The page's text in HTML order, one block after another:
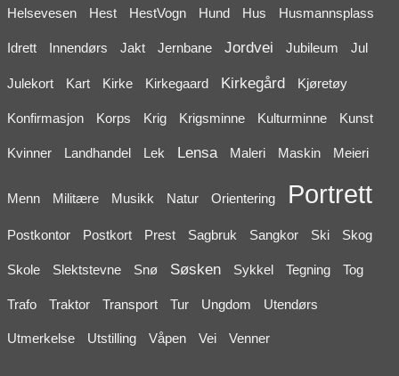
Helsevesen Hest HestVogn Hund Hus Husmannsplass
Idrett Innendørs Jakt Jernbane Jordvei Jubileum Jul
Julekort Kart Kirke Kirkegaard Kirkegård Kjøretøy
Konfirmasjon Korps Krig Krigsminne Kulturminne Kunst
Kvinner Landhandel Lek Lensa Maleri Maskin Meieri
Menn Militære Musikk Natur Orientering Portrett
Postkontor Postkort Prest Sagbruk Sangkor Ski Skog
Skole Slektstevne Snø Søsken Sykkel Tegning Tog
Trafo Traktor Transport Tur Ungdom Utendørs
Utmerkelse Utstilling Våpen Vei Venner